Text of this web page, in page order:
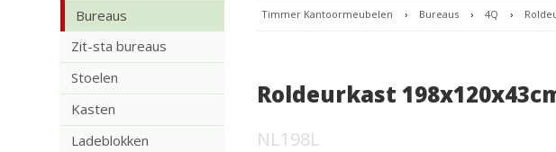
Bureaus
Zit-sta bureaus
Stoelen
Kasten
Ladeblokken
Timmer Kantoormeubelen › Bureaus › 4Q ›
Roldeurkast
NL198L